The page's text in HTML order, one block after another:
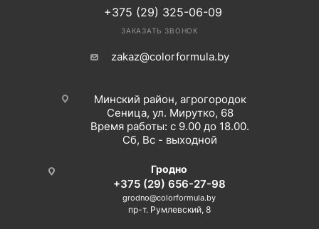
+375 (29) 325-06-09
ЗАКАЗАТЬ ЗВОНОК
zakaz@colorformula.by
Минский район, агрогородок
Сеница, ул. Мирутко, 68
Время работы: с 9.00 до 18.00.
Сб, Вс - выходной
Гродно
+375 (29) 656-27-98
grodno@colorformula.by
пр-т. Румлевский, 8